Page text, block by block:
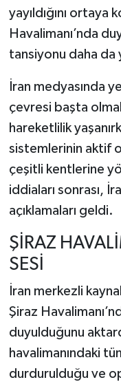
yayıldığını ortaya
Havalimanı’nda
tansiyonu daha da
İran medyasında
çevresi başta
hareketlilik
sistemlerinin aktif
çeşitli kentlerine
iddiaları sonrası,
açıklamaları geldi.
ŞİRAZ
SESİ
İran merkezli
Şiraz
duyulduğunu
havalimanındaki
durdurulduğu ve